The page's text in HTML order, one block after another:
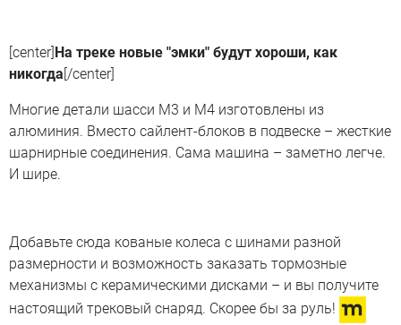
[center]На треке новые "эмки" будут хороши, как
никогда[/center]
Многие детали шасси M3 и M4 изготовлены из
алюминия. Вместо сайлент-блоков в подвеске – жесткие
шарнирные соединения. Сама машина – заметно легче.
И шире.
Добавьте сюда кованые колеса с шинами разной
размерности и возможность заказать тормозные
механизмы с керамическими дисками – и вы получите
настоящий трековый снаряд. Скорее бы за руль!